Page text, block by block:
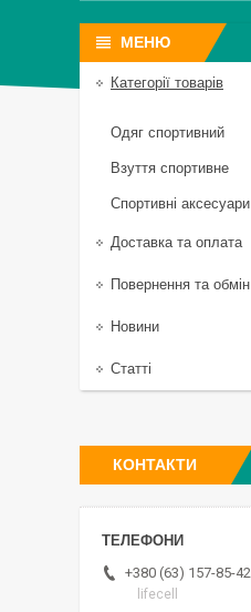
Категорії товарів
Одяг спортивний
Взуття спортивне
Спортивні аксесуари
Доставка та оплата
Повернення та обмін
Новини
Статті
КОНТАКТИ
+380 (63) 157-85-42
lifecell